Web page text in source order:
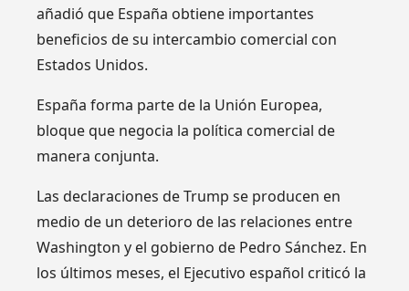
añadió que España obtiene importantes
beneficios de su intercambio comercial con
Estados Unidos.
España forma parte de la Unión Europea,
bloque que negocia la política comercial de
manera conjunta.
Las declaraciones de Trump se producen en
medio de un deterioro de las relaciones entre
Washington y el gobierno de Pedro Sánchez. En
los últimos meses, el Ejecutivo español criticó la